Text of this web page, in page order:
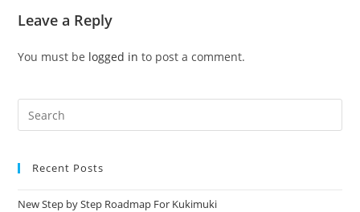
Leave a Reply
You must be logged in to post a comment.
Recent Posts
New Step by Step Roadmap For Kukimuki